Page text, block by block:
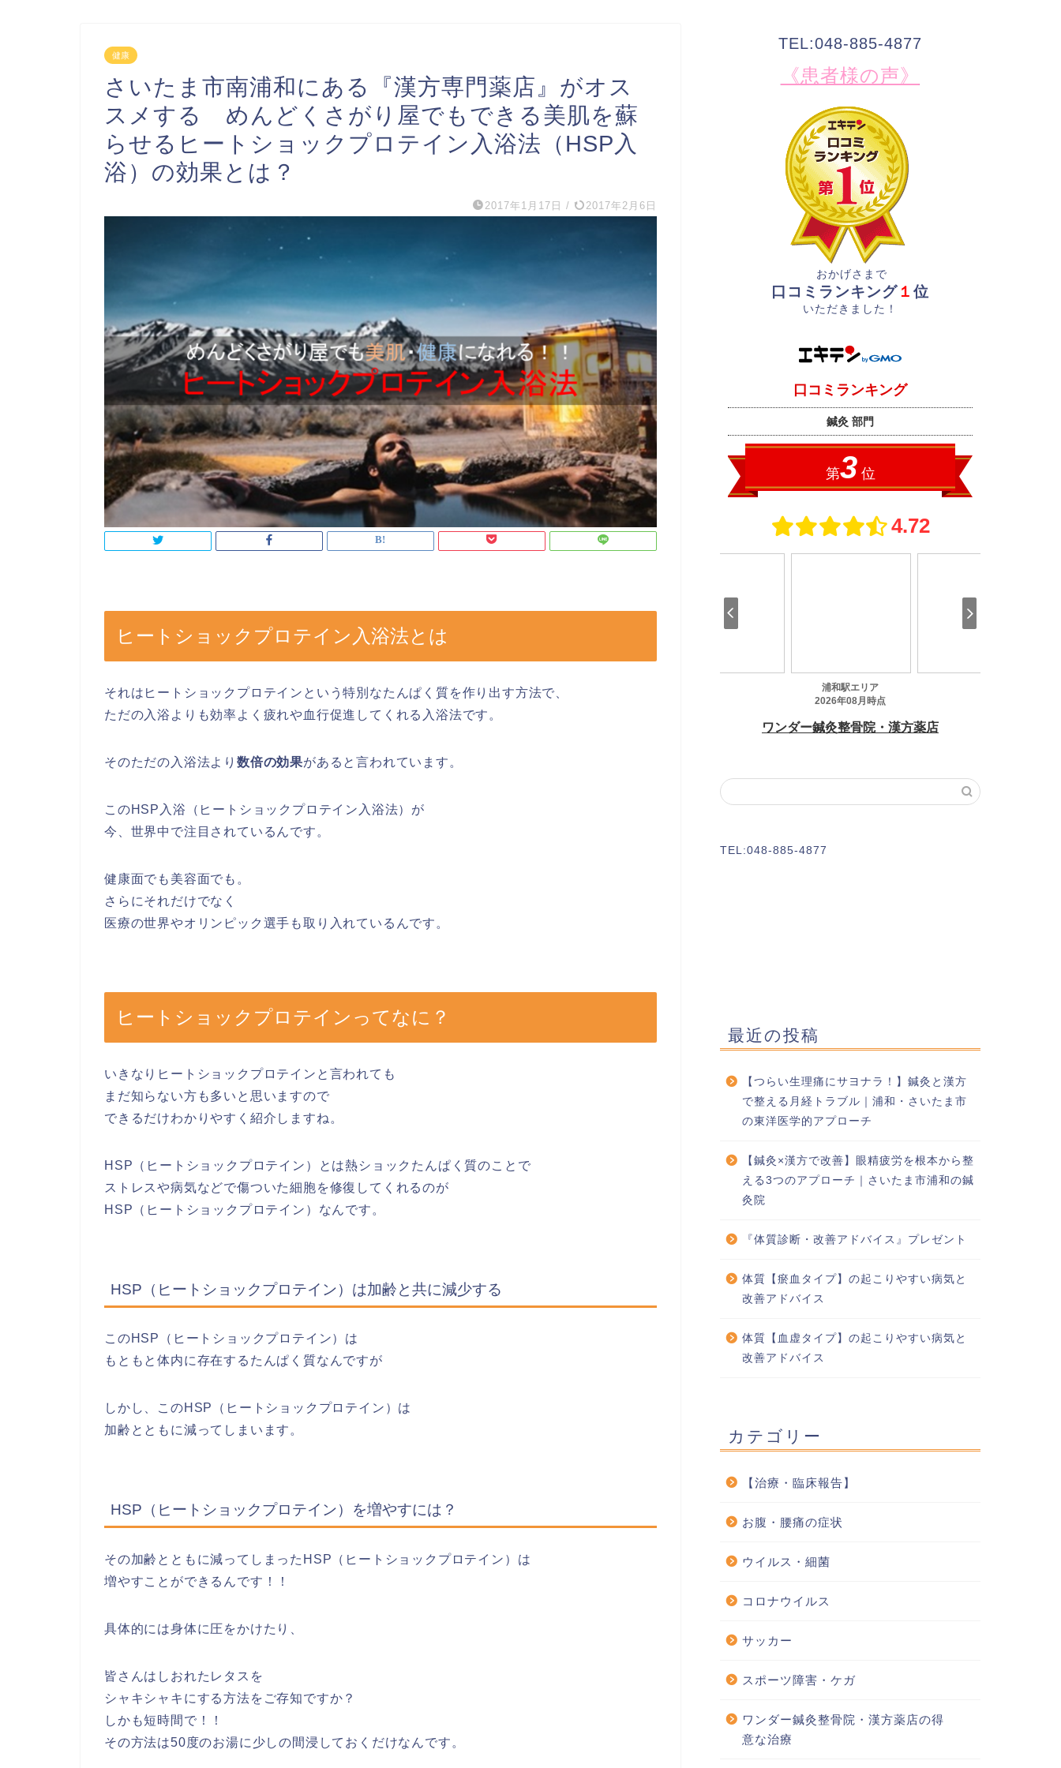
健康
さいたま市南浦和にある『漢方専門薬店』がオス
スメする めんどくさがり屋でもできる美肌を蘇
らせるヒートショックプロテイン入浴法（HSP入
浴）の効果とは？
2017年1月17日 / 2017年2月6日
ヒートショックプロテイン入浴法とは
それはヒートショックプロテインという特別なたんぱく質を作り出す方法で、
ただの入浴よりも効率よく疲れや血行促進してくれる入浴法です。
そのただの入浴法より 数倍の効果があると言われています。
このHSP入浴（ヒートショックプロテイン入浴法）が
今、世界中で注目されているんです。
健康面でも美容面でも。
さらにそれだけでなく
医療の世界やオリンピック選手も取り入れているんです。
ヒートショックプロテインってなに？
いきなりヒートショックプロテインと言われても
まだ知らない方も多いと思いますので
できるだけわかりやすく紹介しますね。
HSP（ヒートショックプロテイン）とは熱ショックたんぱく質のことで
ストレスや病気などで傷ついた細胞を修復してくれるのが
HSP（ヒートショックプロテイン）なんです。
HSP（ヒートショックプロテイン）は加齢と共に減少する
このHSP（ヒートショックプロテイン）は
もともと体内に存在するたんぱく質なんですが
しかし、このHSP（ヒートショックプロテイン）は
加齢とともに減ってしまいます。
HSP（ヒートショックプロテイン）を増やすには？
その加齢とともに減ってしまったHSP（ヒートショックプロテイン）は
増やすことができるんです！！
具体的には身体に圧をかけたり、
皆さんはしおれたレタスを
シャキシャキにする方法をご存知ですか？
しかも短時間で！！
その方法は50度のお湯に少しの間浸しておくだけなんです。
TEL:048-885-4877
《患者様の声》
おかげさまで
口コミランキング１ 位
いただきました！
TEL:048-885-4877
最近の投稿
【つらい生理痛にサヨナラ！】鍼灸と漢方
で整える月経トラブル｜浦和・さいたま市
の東洋医学的アプローチ
【鍼灸×漢方で改善】眼精疲労を根本から整
える3つのアプローチ｜さいたま市浦和の鍼
灸院
『体質診断・改善アドバイス』プレゼント
体質【瘀血タイプ】の起こりやすい病気と
改善アドバイス
体質【血虚タイプ】の起こりやすい病気と
改善アドバイス
カテゴリー
【治療・臨床報告】
お腹・腰痛の症状
ウイルス・細菌
コロナウイルス
サッカー
スポーツ障害・ケガ
ワンダー鍼灸整骨院・漢方薬店の得
意な治療